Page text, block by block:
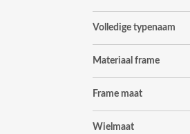
Volledige typenaam
Materiaal frame
Frame maat
Wielmaat